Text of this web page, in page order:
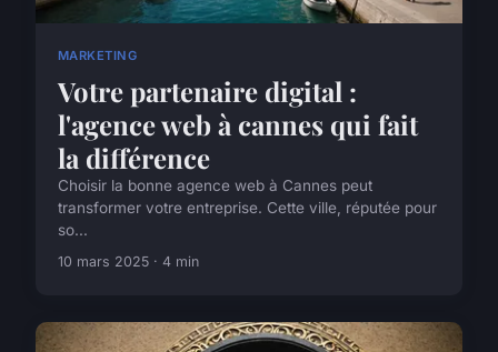
MARKETING
Votre partenaire digital :
l'agence web à cannes qui fait
la différence
Choisir la bonne agence web à Cannes peut
transformer votre entreprise. Cette ville, réputée pour
so...
10 mars 2025 · 4 min